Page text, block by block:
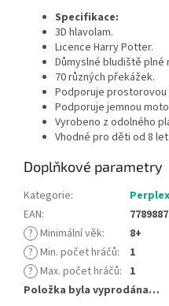
Specifikace:
3D hlavolam.
Licence Harry Potter.
Důmyslné bludiště plné
70 různých překážek.
Podporuje prostorovou
Podporuje jemnou
Vyrobeno z odolného
Vhodné pro děti od 8 let.
Doplňkové parametry
Kategorie:
EAN:
? Minimální věk:
8+
? Min. počet hráčů:
1
? Max. počet hráčů: 1
Položka byla vyprodána…